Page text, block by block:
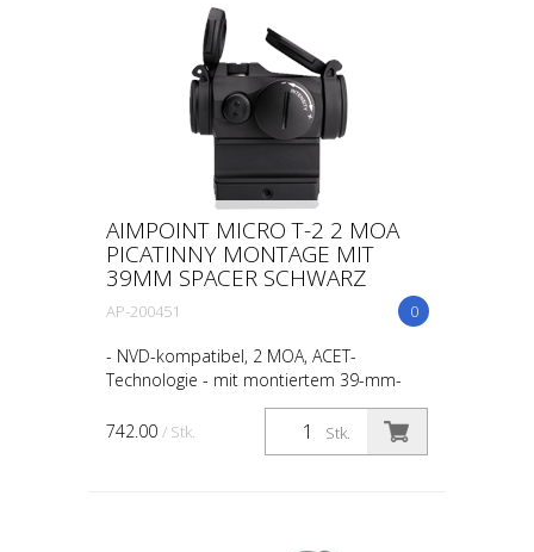
AIMPOINT MICRO T-2 2 MOA
PICATINNY MONTAGE MIT
39MM SPACER SCHWARZ
0
AP-200451
- NVD-kompatibel, 2 MOA, ACET-
Technologie - mit montiertem 39-mm-
Abstandhalter - mit transparenten Flip-up
Schutzdeckeln - inkl. NAR Montage Die
Aimpoint® Micro T-2 wurde...
Stk.
742.00 / Stk.